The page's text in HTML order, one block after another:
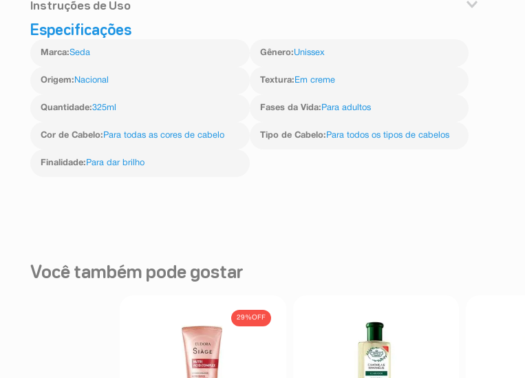
Instruções de Uso
Após o shampoo, aplique nos cabelos molhados. Espalhe por toda todo o cabelo,
ainda mais incríveis? Então use também o Shampoo Seda Ceramidas, e para finalizar, o
Ceramidas é feita com plástico 100% reciclável, e ele também possui a certificação
Tratamento Condicionador Seda Ceramidas comparado com shampoo sem agentes
Especificações
Marca:Seda Gênero:Unissex
Origem: Nacional Textura: Em creme
Quantidade:325ml Fases da Vida: Para adultos
Cor de Cabelo: Para todas as cores de cabelo Tipo de Cabelo: Para todos os tipos de cabelos
Finalidade: Para dar brilho
Você também pode gostar
29%OFF